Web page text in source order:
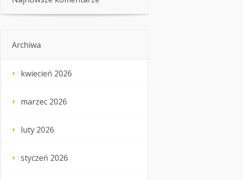
Archiwa
kwiecień 2026
marzec 2026
luty 2026
styczeń 2026